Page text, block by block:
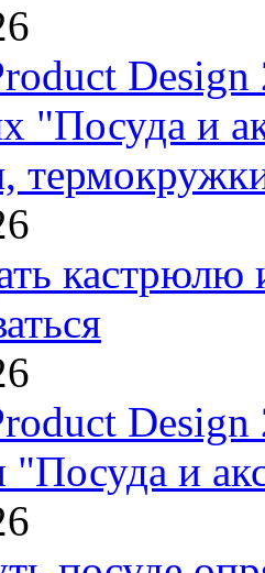
Design
"Посуда и
кастрюлю
Design
"Посуда и